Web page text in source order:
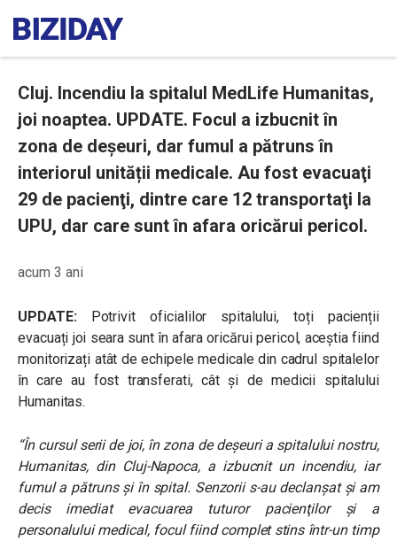
Cluj. Incendiu la spitalul MedLife Humanitas,
joi noaptea. UPDATE. Focul a izbucnit în
zona de deșeuri, dar fumul a pătruns în
interiorul unității medicale. Au fost evacuaţi
29 de pacienţi, dintre care 12 transportaţi la
UPU, dar care sunt în afara oricărui pericol.
acum 3 ani
UPDATE:Potrivit oficialilor spitalului, toți pacienții
evacuați joi seara sunt în afara oricărui pericol, aceștia fiind
monitorizați atât de echipele medicale din cadrul spitalelor
în care au fost transferati, cât și de medicii spitalului
Humanitas.
“În cursul serii de joi, în zona de deşeuri a spitalului nostru,
Humanitas, din Cluj-Napoca, a izbucnit un incendiu, iar
fumul a pătruns şi în spital. Senzorii s-au declanşat şi am
decis imediat evacuarea tuturor pacienţilor şi a
personalului medical, focul fiind complet stins într-un timp